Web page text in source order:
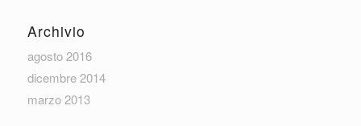
Archivio
agosto 2016
dicembre 2014
marzo 2013